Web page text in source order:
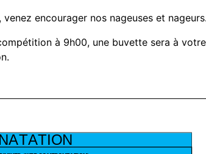
encourager nos nageuses et nageurs.
à 9h00, une buvette sera à votre